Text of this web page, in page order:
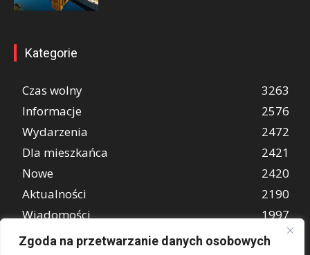
Zgoda na przetwarzanie danych osobowych
Kategorie
Czas wolny
3263
Informacje
2576
Wydarzenia
2472
Dla mieszkańca
2421
Nowe
2420
Aktualności
2190
Wiadomości
1997
REKLAMA
849